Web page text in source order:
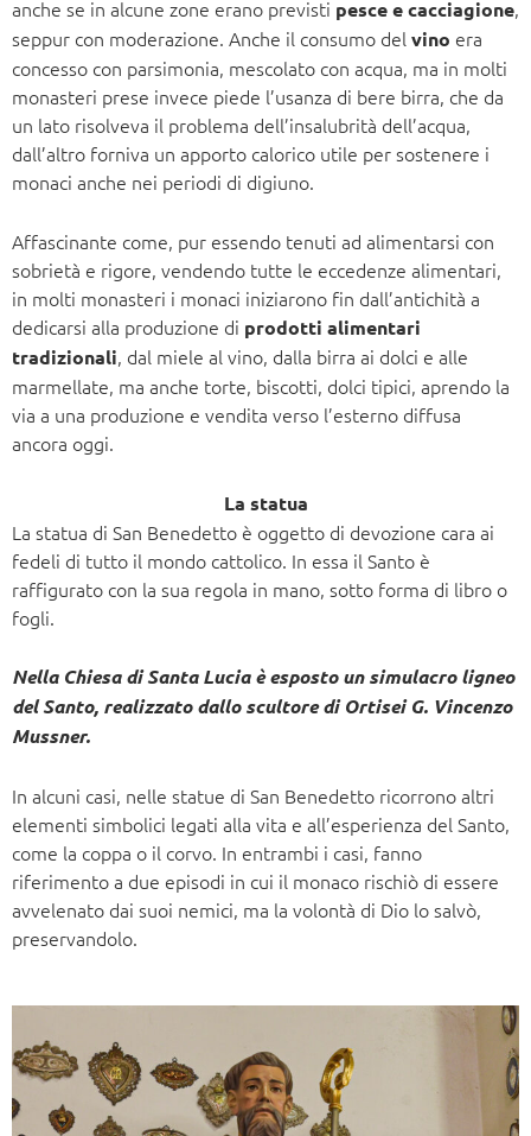
anche se in alcune zone erano previsti pesce e cacciagione,
seppur con moderazione. Anche il consumo delvino era
concesso con parsimonia, mescolato con acqua, ma in molti
monasteri prese invece piede l’usanza di bere birra, che da
un lato risolveva il problema dell’insalubrità dell’acqua,
dall’altro forniva un apporto calorico utile per sostenere i
monaci anche nei periodi di digiuno.
Affascinante come, pur essendo tenuti ad alimentarsi con
sobrietà e rigore, vendendo tutte le eccedenze alimentari,
in molti monasteri i monaci iniziarono fin dall’antichità a
dedicarsi alla produzione di prodotti alimentari
tradizionali, dal miele al vino, dalla birra ai dolci e alle
marmellate, ma anche torte, biscotti, dolci tipici, aprendo la
via a una produzione e vendita verso l’esterno diffusa
ancora oggi.
La statua
La statua di San Benedetto è oggetto di devozione cara ai
fedeli di tutto il mondo cattolico. In essa il Santo è
raffigurato con la sua regola in mano, sotto forma di libro o
fogli.
Nella Chiesa di Santa Lucia è esposto un simulacro ligneo
del Santo, realizzato dallo scultore di Ortisei G. Vincenzo
Mussner.
In alcuni casi, nelle statue di San Benedetto ricorrono altri
elementi simbolici legati alla vita e all’esperienza del Santo,
come la coppa o il corvo. In entrambi i casi, fanno
riferimento a due episodi in cui il monaco rischiò di essere
avvelenato dai suoi nemici, ma la volontà di Dio lo salvò,
preservandolo.